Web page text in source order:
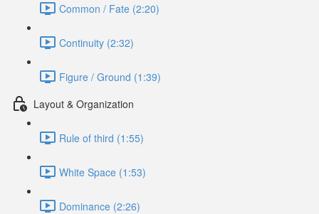
Common / Fate (2:20)
Continuity (2:32)
Figure / Ground (1:39)
Layout & Organization
Rule of third (1:55)
White Space (1:53)
Dominance (2:26)